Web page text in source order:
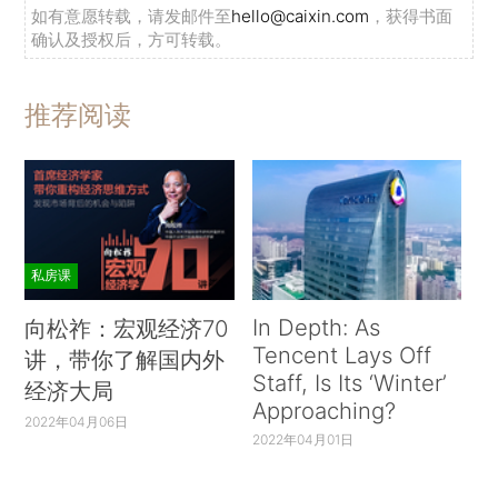
如有意愿转载，请发邮件至hello@caixin.com ，获得书面
确认及授权后，方可转载。
推荐阅读
私房课
向松祚：宏观经济70
讲，带你了解国内外
经济大局
2022年04月06日
In Depth: As
Tencent Lays Off
Staff, Is Its ‘Winter’
Approaching?
2022年04月01日